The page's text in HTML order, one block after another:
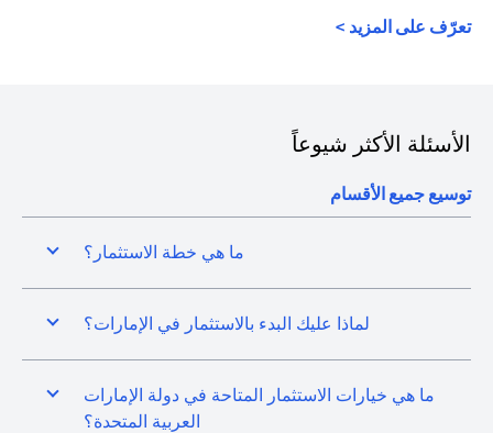
تعرّف على المزيد >
الأسئلة الأكثر شيوعاً
توسيع جميع الأقسام
ما هي خطة الاستثمار؟
لماذا عليك البدء بالاستثمار في الإمارات؟
ما هي خيارات الاستثمار المتاحة في دولة الإمارات
العربية المتحدة؟